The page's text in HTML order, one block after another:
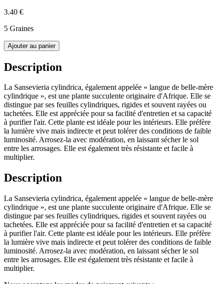
3.40 €
5 Graines
Ajouter au panier
Description
La Sansevieria cylindrica, également appelée « langue de belle-mère
cylindrique », est une plante succulente originaire d'Afrique. Elle se
distingue par ses feuilles cylindriques, rigides et souvent rayées ou
tachetées. Elle est appréciée pour sa facilité d'entretien et sa capacité
à purifier l'air. Cette plante est idéale pour les intérieurs. Elle préfère
la lumière vive mais indirecte et peut tolérer des conditions de faible
luminosité. Arrosez-la avec modération, en laissant sécher le sol
entre les arrosages. Elle est également très résistante et facile à
multiplier.
Description
La Sansevieria cylindrica, également appelée « langue de belle-mère
cylindrique », est une plante succulente originaire d'Afrique. Elle se
distingue par ses feuilles cylindriques, rigides et souvent rayées ou
tachetées. Elle est appréciée pour sa facilité d'entretien et sa capacité
à purifier l'air. Cette plante est idéale pour les intérieurs. Elle préfère
la lumière vive mais indirecte et peut tolérer des conditions de faible
luminosité. Arrosez-la avec modération, en laissant sécher le sol
entre les arrosages. Elle est également très résistante et facile à
multiplier.